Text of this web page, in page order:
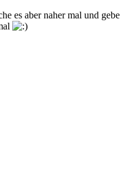
es aber naher mal und gebe